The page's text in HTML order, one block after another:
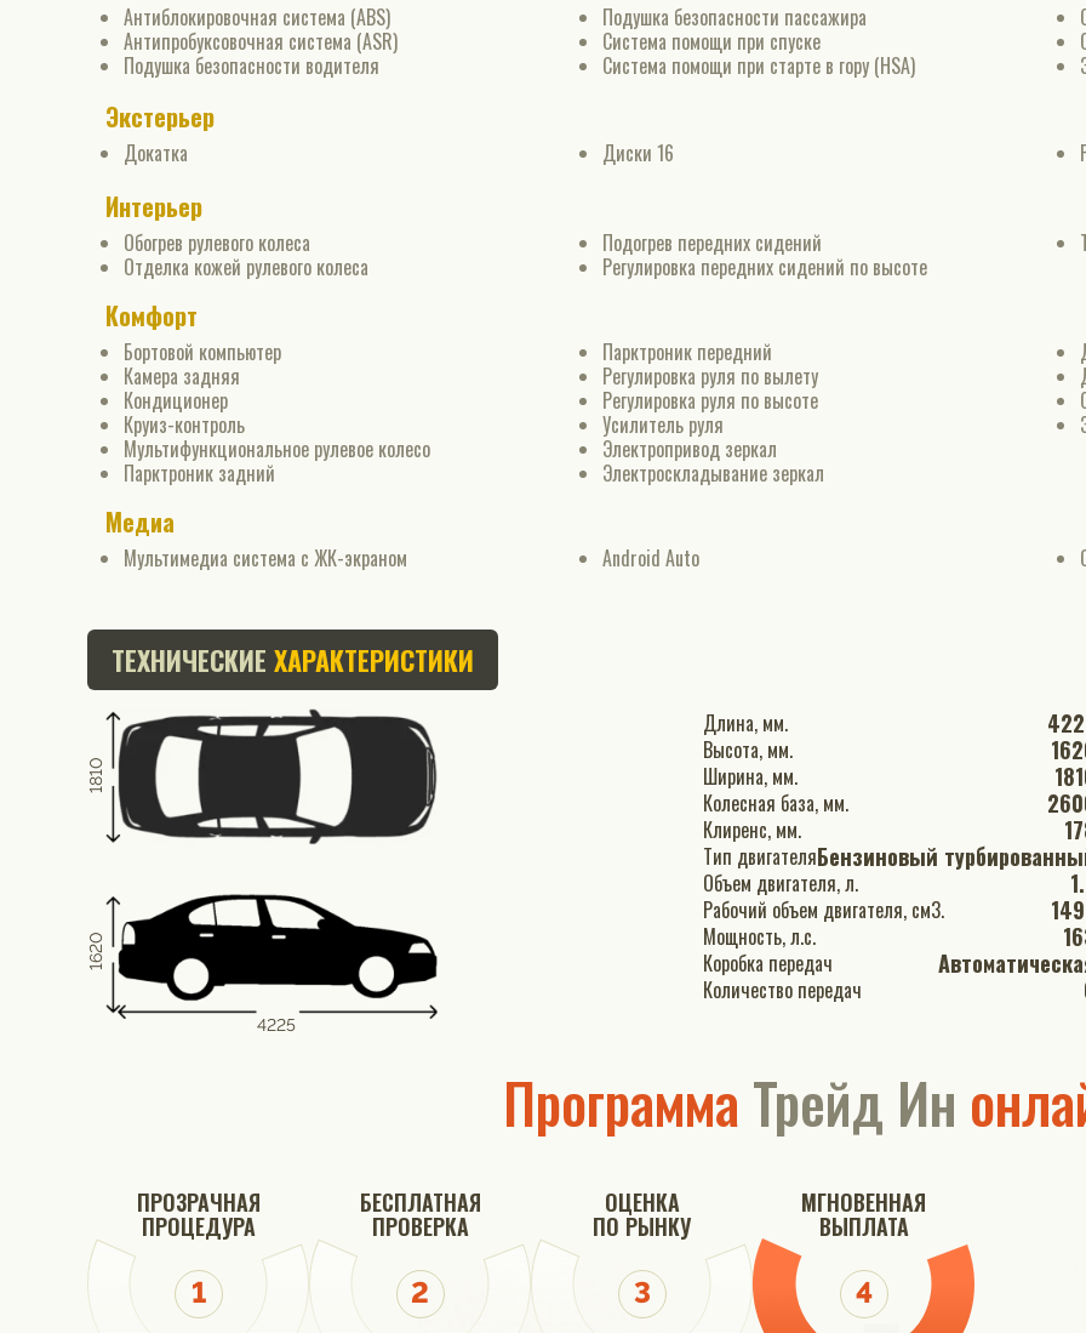
Антиблокировочная система (ABS)
Антипробуксовочная система (ASR)
Подушка безопасности водителя
Подушка безопасности пассажира
Система помощи при спуске
Система помощи при старте в гору (HSA)
Экстерьер
Докатка Диски 16
Интерьер
Обогрев рулевого колеса
Отделка кожей рулевого колеса
Подогрев передних сидений
Регулировка передних сидений по высоте
Комфорт
Бортовой компьютер
Камера задняя
Кондиционер
Круиз-контроль
Мультифункциональное рулевое колесо
Парктроник задний
Парктроник передний
Регулировка руля по вылету
Регулировка руля по высоте
Усилитель руля
Электропривод зеркал
Электроскладывание зеркал
Медиа
Мультимедиа система с ЖК-экраном Android Auto
ТЕХНИЧЕСКИЕ ХАРАКТЕРИСТИКИ
4225
1620
1810
Длина, мм.
Высота, мм.
Ширина, мм.
Колесная база, мм.
Клиренс, мм.
Тип двигателяБензиновый
Объем двигателя, л.
Рабочий объем двигателя, см3.
Мощность, л.с.
Коробка передач
Количество передач
ПрограммаТрейд Ин
ПРОЗРАЧНАЯ
ПРОЦЕДУРА
БЕСПЛАТНАЯ
ПРОВЕРКА
ОЦЕНКА
ПО РЫНКУ
МГНОВЕННАЯ
ВЫПЛАТА